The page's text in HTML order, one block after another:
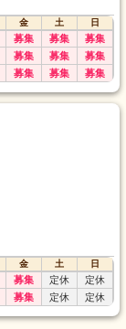
金 土
日
募集 募集 募集
募集 募集 募集
募集 募集 募集
金 土
日
募集 定休 定休
募集 定休 定休